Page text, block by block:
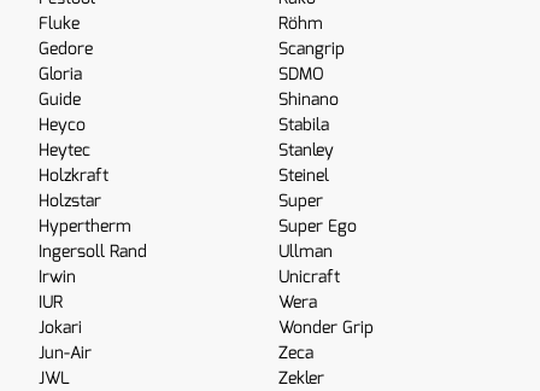
Fluke
Gedore
Gloria
Guide
Heyco
Heytec
Holzkraft
Holzstar
Hypertherm
Ingersoll Rand
Irwin
IUR
Jokari
Jun-Air
JWL
Röhm
Scangrip
SDMO
Shinano
Stabila
Stanley
Steinel
Super
Super Ego
Ullman
Unicraft
Wera
Wonder Grip
Zeca
Zekler